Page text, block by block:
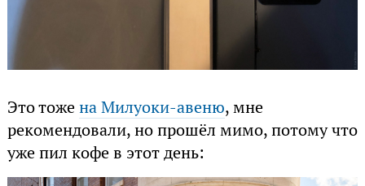
Это тожена Милуоки-авеню, мне
рекомендовали, но прошёл мимо, потому что
уже пил кофе в этот день: